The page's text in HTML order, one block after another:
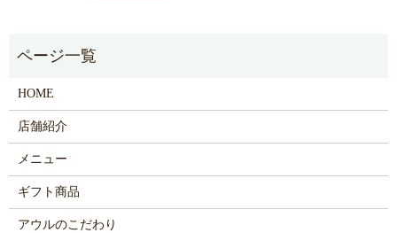
HOME
店舗紹介
メニュー
ギフト商品
アウルのこだわり